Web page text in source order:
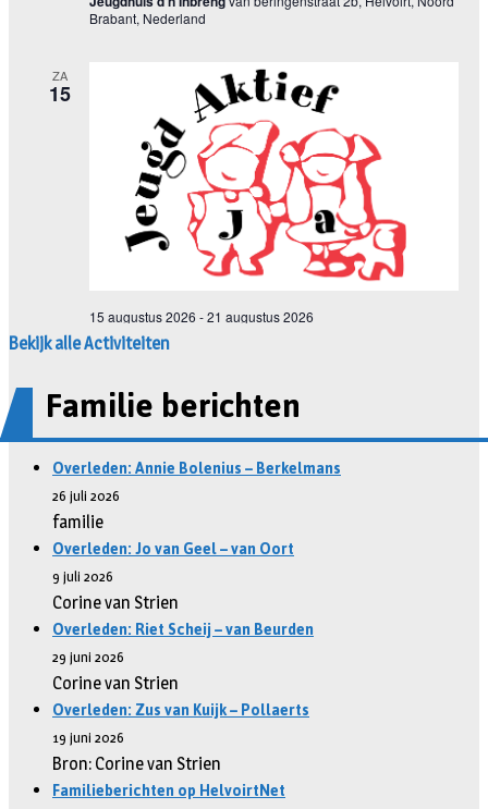
Bekijk alle Activiteiten
Familie berichten
Overleden: Annie Bolenius – Berkelmans
26 juli 2026
familie
Overleden: Jo van Geel – van Oort
9 juli 2026
Corine van Strien
Overleden: Riet Scheij – van Beurden
29 juni 2026
Corine van Strien
Overleden: Zus van Kuijk – Pollaerts
19 juni 2026
Bron: Corine van Strien
Familieberichten op HelvoirtNet